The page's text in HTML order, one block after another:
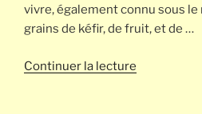
vivre, également connu sous le
grains de kéfir, de fruit, et de …
Continuer la lecture